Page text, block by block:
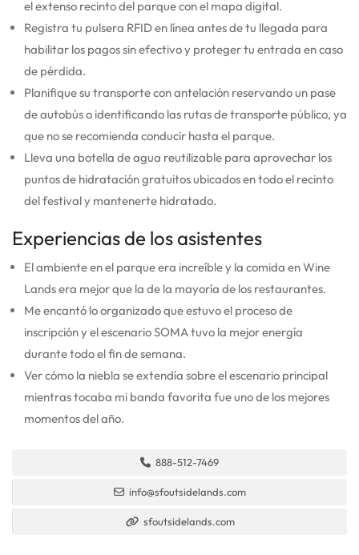
el extenso recinto del parque con el mapa digital.
Registra tu pulsera RFID en línea antes de tu llegada para
habilitar los pagos sin efectivo y proteger tu entrada en caso
de pérdida.
Planifique su transporte con antelación reservando un pase
de autobús o identificando las rutas de transporte público, ya
que no se recomienda conducir hasta el parque.
Lleva una botella de agua reutilizable para aprovechar los
puntos de hidratación gratuitos ubicados en todo el recinto
del festival y mantenerte hidratado.
Experiencias de los asistentes
El ambiente en el parque era increíble y la comida en Wine
Lands era mejor que la de la mayoría de los restaurantes.
Me encantó lo organizado que estuvo el proceso de
inscripción y el escenario SOMA tuvo la mejor energía
durante todo el fin de semana.
Ver cómo la niebla se extendía sobre el escenario principal
mientras tocaba mi banda favorita fue uno de los mejores
momentos del año.
888-512-7469
info@sfoutsidelands.com
sfoutsidelands.com